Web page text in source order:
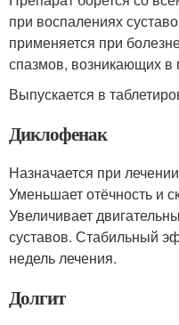
при воспалениях
применяется при
спазмов, возникающих в
Выпускается в
Диклофенак
Назначается при
Уменьшает отёчность и
Увеличивает
суставов. Стабильный
недель лечения.
Долгит